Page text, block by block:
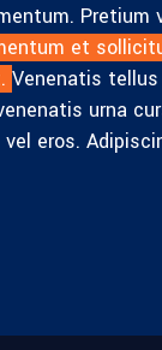
Pretium
et
Venenatis
urna
eros.